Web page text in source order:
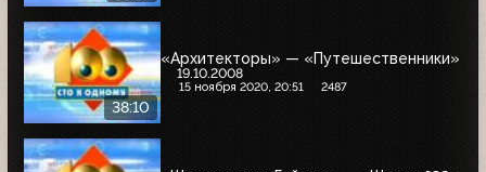
38:10
«Архитекторы» — «Путешественники»
19.10.2008
15 ноября 2020, 20:51 2487